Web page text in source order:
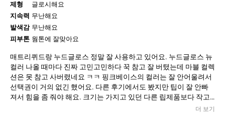
제형
글로시해요
지속력 무난해요
발색감 무난해요
피부톤 웜톤에 잘맞아요
매트리퀴드랑 누드글로스 정말 잘 사용하고 있어요. 누드글로스 뉴
컬러 나올 때마다 진짜 고민고민하다 꾹 참고 잘 버텼는데 마블 컬렉
션은 못 참고 사버렸네요 ㅋㅋ 핑크베이스의 컬러는 잘 안어울려서
선택권이 거의 없긴 했어요. 다른 후기에서도 봤지만 팁이 잘 안빠
져서 힘을 좀 줘야 해요. 크기는 가지고 있던 다른 립제품보다 작고
발색은 생각보단 약한 것 같습니다. 사진보단 더 원래 입술색처럼
더 보기